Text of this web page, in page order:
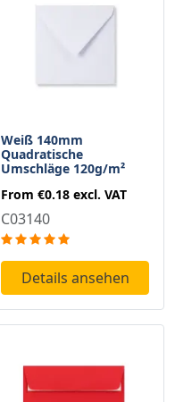
Weiß 140mm
Quadratische
Umschläge 120g/m²
From €0.18 excl. VAT
C03140
Details ansehen